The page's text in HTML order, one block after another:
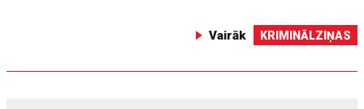
Vairāk KRIMINĀLZIŅAS